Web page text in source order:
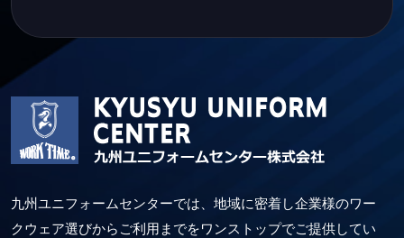
九州ユニフォームセンターでは、地域に密着し企業様のワー
クウェア選びからご利用までをワンストップでご提供してい